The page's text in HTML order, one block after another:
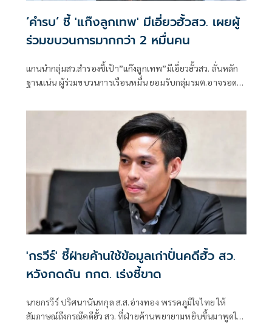
‘คำรบ’ ชี้ 'แก๊งลูกเทพ' มีเอี่ยวฮั้วสว. เผยผู้
ร่วมขบวนการมากกว่า 2 หมื่นคน
แกนนำกลุ่มสว.สำรองชี้เป้า”แก๊งลูกเทพ”มีเอี่ยวฮั้วสว. ลั่นหลัก
ฐานแน่น ผู้ร่วมขบวนการเรือนหมื่น ยอมรับกลุ่มรมต.อาจรอด
ส่งศาลฎีกาสอย 138 สว.โดนร้องเอาผิดติดคุก!
'กรวีร์' ชี้ฝ่ายค้านใช้ข้อมูลเก่าปั่นคดีฮั้ว สว.
หวังกดดัน กกต. เร่งชี้ขาด
นายกรวีร์ ปริศนานันทกุล ส.ส.อ่างทอง พรรคภูมิใจไทย ให้
สัมภาษณ์ถึงกรณีคดีฮั้ว สว. ที่ฝ่ายค้านพยายามหยิบขึ้นมาพูดใน